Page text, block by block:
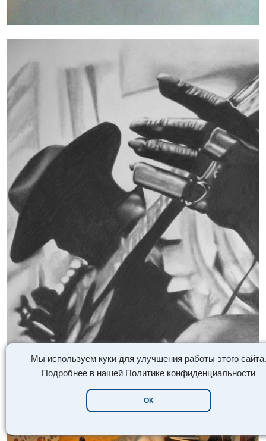
Мы используем куки для улучшения работы этого сайта.
Подробнее в нашей Политике конфиденциальности
ОК